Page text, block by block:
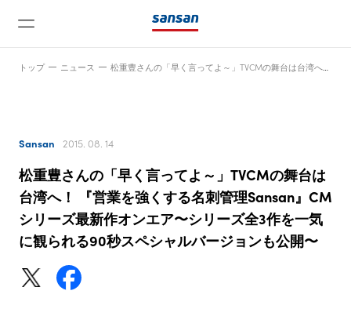
ニュース
サービス
テクノロジー
トップ ニュース
Sansan 2015. 08. 14
松重豊さんの「早く言ってよ～」TVCMの舞台は
台湾へ！ 『営業を強くする名刺管理Sansan』CM
シリーズ最新作オンエア〜シリーズ全3作を一気
に観られる90秒スペシャルバージョンも公開〜